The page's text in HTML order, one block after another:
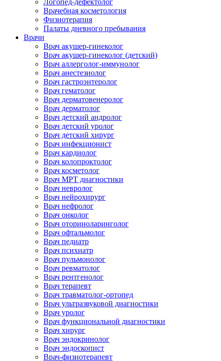
Логопед-дефектолог
Врачебная косметология
Физиотерапия
Палаты дневного пребывания
Врачи
Врач акушер-гинеколог
Врач акушер-гинеколог (детский)
Врач аллерголог-иммунолог
Врач анестезиолог
Врач гастроэнтеролог
Врач гематолог
Врач дерматовенеролог
Врач дерматолог
Врач детский андролог
Врач детский уролог
Врач детский хирург
Врач инфекционист
Врач кардиолог
Врач колопроктолог
Врач косметолог
Врач МРТ диагностики
Врач невролог
Врач нейрохирург
Врач нефролог
Врач онколог
Врач оториноларинголог
Врач офтальмолог
Врач педиатр
Врач психиатр
Врач пульмонолог
Врач ревматолог
Врач рентгенолог
Врач терапевт
Врач травматолог-ортопед
Врач ультразвуковой диагностики
Врач уролог
Врач функциональной диагностики
Врач хирург
Врач эндокринолог
Врач эндоскопист
Врач-физиотерапевт